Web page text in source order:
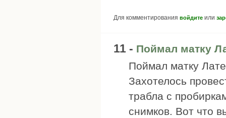
Для комментирования войдите или
11 - Поймал матку
Поймал матку
Захотелось
трабла с
снимков. Вот что